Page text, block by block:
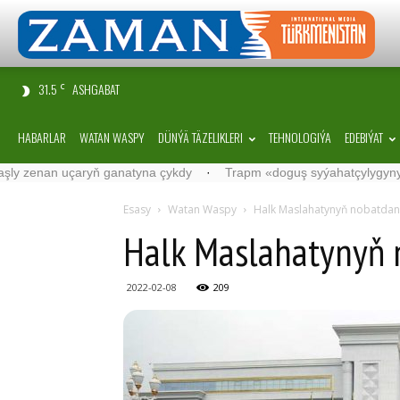
31.5 C ASHGABAT
HABARLAR WATAN WASPY DÜNÝÄ TÄZELIKLERI TEHNOLOGIÝA EDEBIÝAT
ganatyna çykdy · Trapm «doguş syýahatçylygyny»
Esasy Watan Waspy Halk Maslahatynyň
Halk
2022-02-08 209